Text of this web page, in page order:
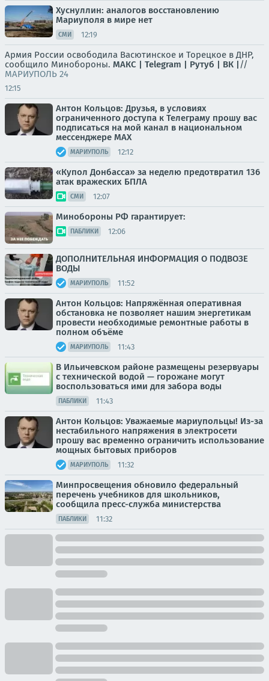
Хуснуллин: аналогов восстановлению
Мариуполя в мире нет
СМИ 12:19
Армия России освободила Васютинское и Торецкое в ДНР,
сообщило Минобороны. МАКС | Telegram | Рутуб | ВК | //
МАРИУПОЛЬ 24
12:15
Антон Кольцов: Друзья, в условиях
ограниченного доступа к Телеграму прошу вас
подписаться на мой канал в национальном
мессенджере МАХ
МАРИУПОЛЬ 12:12
«Купол Донбасса» за неделю предотвратил 136
атак вражеских БПЛА
СМИ 12:07
Минобороны РФ гарантирует:
ПАБЛИКИ 12:06
ДОПОЛНИТЕЛЬНАЯ ИНФОРМАЦИЯ О ПОДВОЗЕ
ВОДЫ
МАРИУПОЛЬ 11:52
Антон Кольцов: Напряжённая оперативная
обстановка не позволяет нашим энергетикам
провести необходимые ремонтные работы в
полном объёме
МАРИУПОЛЬ 11:43
В Ильичевском районе размещены резервуары
с технической водой — горожане могут
воспользоваться ими для забора воды
ПАБЛИКИ 11:43
Антон Кольцов: Уважаемые мариупольцы! Из-за
нестабильного напряжения в электросети
прошу вас временно ограничить использование
мощных бытовых приборов
МАРИУПОЛЬ 11:32
Минпросвещения обновило федеральный
перечень учебников для школьников,
сообщила пресс-служба министерства
ПАБЛИКИ 11:32